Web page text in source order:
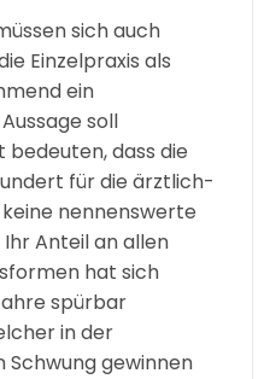
sich auch
Einzelpraxis als
ein
soll
dass die
für die ärztlich-
nennenswerte
Anteil an allen
hat sich
spürbar
in der
Schwung gewinnen